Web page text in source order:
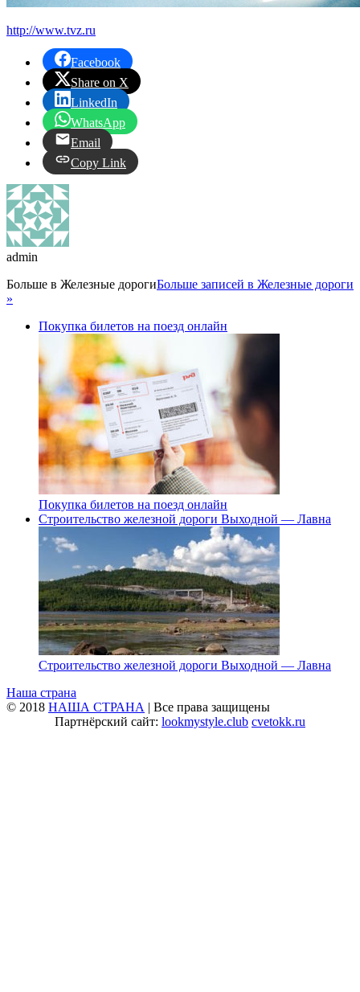
http://www.tvz.ru
Facebook
Share on X
LinkedIn
WhatsApp
Email
Copy Link
admin
Больше в Железные дорогиБольше записей в Железные дороги
»
Покупка билетов на поезд онлайн
Покупка билетов на поезд онлайн
Строительство железной дороги Выходной — Лавна
Строительство железной дороги Выходной — Лавна
Наша страна
© 2018 НАША СТРАНА | Все права защищены
Партнёрский сайт: lookmystyle.club cvetokk.ru